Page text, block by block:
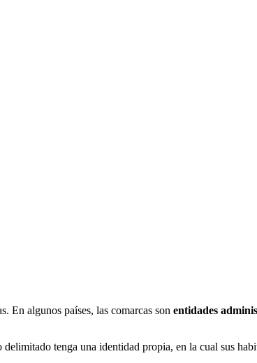
En algunos países, las comarcas son entidades
tenga una identidad propia, en la cual sus